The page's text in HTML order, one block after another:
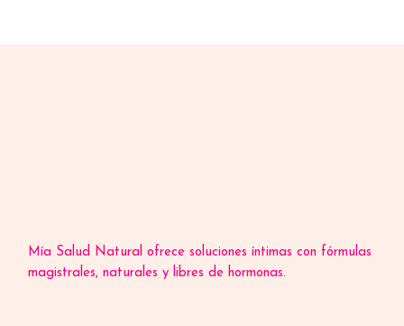
Mía Salud Natural ofrece soluciones íntimas con fórmulas
magistrales, naturales y libres de hormonas.